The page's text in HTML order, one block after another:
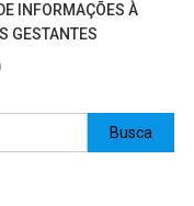
INFORMAÇÕES À
GESTANTES
Busca